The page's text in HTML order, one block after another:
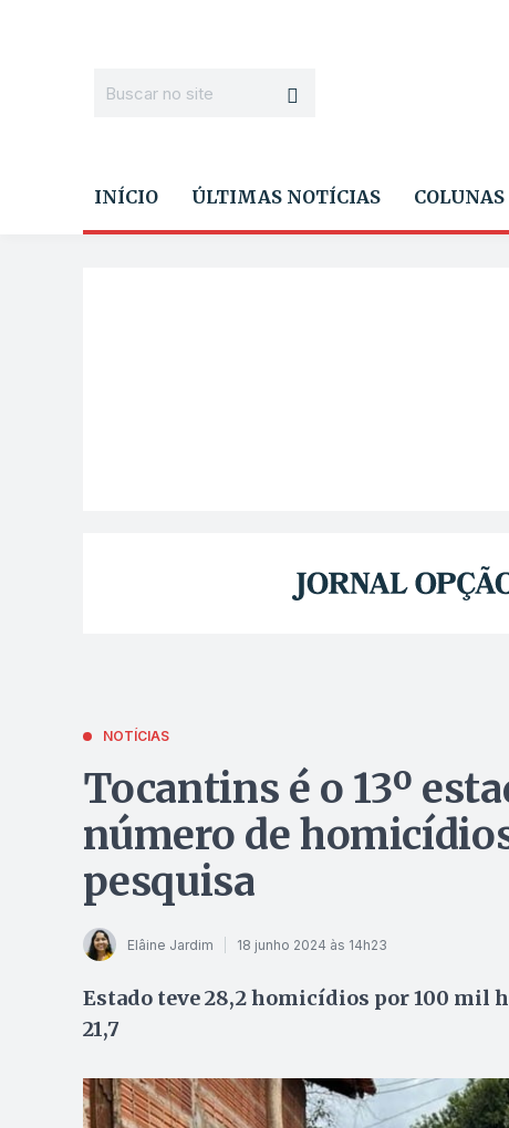
INÍCIO ÚLTIMAS NOTÍCIAS COLUNAS
NOTÍCIAS
Tocantins é o 13º
número de
pesquisa
Elâine Jardim 18 junho 2024 às 14h23
Estado teve 28,2 homicídios por 100 mil
21,7